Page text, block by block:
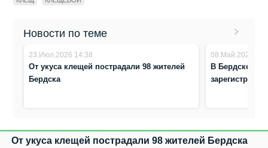
Новости по теме
23.Июл.2026 14:38
От укуса клещей пострадали 98 жителей
Бердска
08.Май.2026
В Бердске с
От укуса клещей пострадали 98 жителей Бердска